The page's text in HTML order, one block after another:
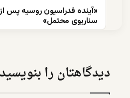
«آینده فدراسیون روسیه پس
سناریوی محتمل»
دیدگاهتان را بنویسید